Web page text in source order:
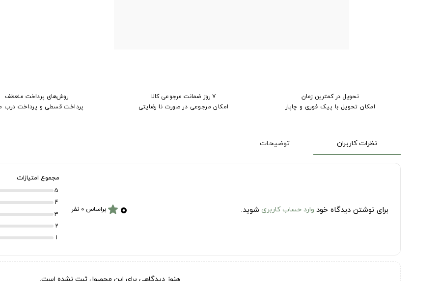
تحویل در کمترین زمان
امکان تحویل با پیک فوری و چاپار
۷ روز ضمانت مرجوعی کالا
امکان مرجوعی در صورت نا رضایتی
روش‌های پرداخت منعطف
پرداخت قسطی و پرداخت درب
نظرات کاربران توضیحات
برای نوشتن دیدگاه خود وارد حساب کاربری شوید. ۰ starبراساس 0 نفر
مجموع امتیازات
5
4
3
2
1